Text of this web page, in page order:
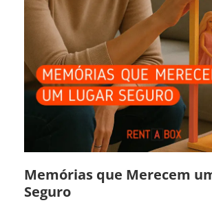
Memórias que Merecem
Seguro